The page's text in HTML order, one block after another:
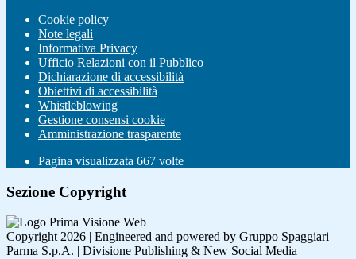
Cookie policy
Note legali
Informativa Privacy
Ufficio Relazioni con il Pubblico
Dichiarazione di accessibilità
Obiettivi di accessibilità
Whistleblowing
Gestione consensi cookie
Amministrazione trasparente
Pagina visualizzata 667 volte
Sezione Copyright
Copyright 2026 | Engineered and powered by Gruppo Spaggiari
Parma S.p.A. | Divisione Publishing & New Social Media